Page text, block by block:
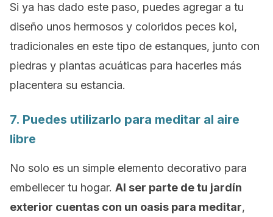
Si ya has dado este paso, puedes agregar a tu
diseño unos hermosos y coloridos peces koi,
tradicionales en este tipo de estanques, junto con
piedras y plantas acuáticas para hacerles más
placentera su estancia.
7. Puedes utilizarlo para meditar al aire
libre
No solo es un simple elemento decorativo para
embellecer tu hogar. Al ser parte de tu jardín
exterior cuentas con un oasis para meditar,